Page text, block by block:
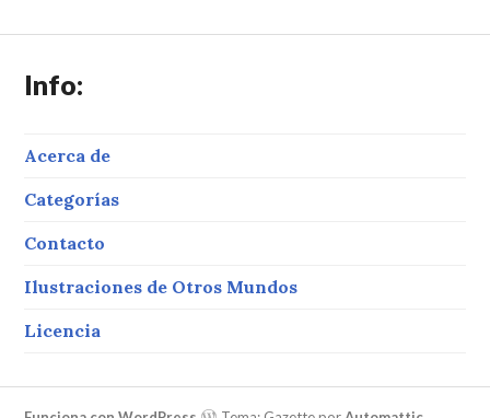
Info:
Acerca de
Categorías
Contacto
Ilustraciones de Otros Mundos
Licencia